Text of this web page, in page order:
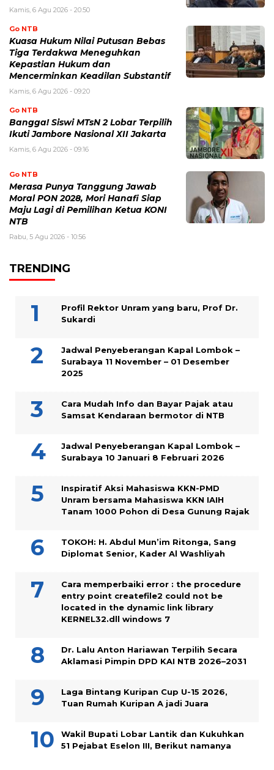
Kamis, 6 Agu 2026 - 20:50
Go NTB
Kuasa Hukum Nilai Putusan Bebas
Tiga Terdakwa Meneguhkan
Kepastian Hukum dan
Mencerminkan Keadilan Substantif
Kamis, 6 Agu 2026 - 09:20
Go NTB
Bangga! Siswi MTsN 2 Lobar Terpilih
Ikuti Jambore Nasional XII Jakarta
Kamis, 6 Agu 2026 - 09:16
Go NTB
Merasa Punya Tanggung Jawab
Moral PON 2028, Mori Hanafi Siap
Maju Lagi di Pemilihan Ketua KONI
NTB
Rabu, 5 Agu 2026 - 10:56
TRENDING
Profil Rektor Unram yang baru, Prof Dr.
Sukardi
Jadwal Penyeberangan Kapal Lombok –
Surabaya 11 November – 01 Desember
2025
Cara Mudah Info dan Bayar Pajak atau
Samsat Kendaraan bermotor di NTB
Jadwal Penyeberangan Kapal Lombok –
Surabaya 10 Januari 8 Februari 2026
Inspiratif Aksi Mahasiswa KKN-PMD
Unram bersama Mahasiswa KKN IAIH
Tanam 1000 Pohon di Desa Gunung Rajak
TOKOH: H. Abdul Mun’im Ritonga, Sang
Diplomat Senior, Kader Al Washliyah
Cara memperbaiki error : the procedure
entry point createfile2 could not be
located in the dynamic link library
KERNEL32.dll windows 7
Dr. Lalu Anton Hariawan Terpilih Secara
Aklamasi Pimpin DPD KAI NTB 2026–2031
Laga Bintang Kuripan Cup U-15 2026,
Tuan Rumah Kuripan A jadi Juara
Wakil Bupati Lobar Lantik dan Kukuhkan
51 Pejabat Eselon III, Berikut namanya